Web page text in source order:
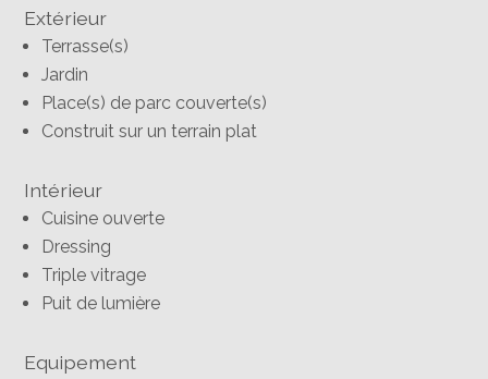
Extérieur
Terrasse(s)
Jardin
Place(s) de parc couverte(s)
Construit sur un terrain plat
Intérieur
Cuisine ouverte
Dressing
Triple vitrage
Puit de lumière
Equipement